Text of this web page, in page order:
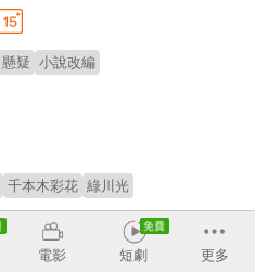
懸疑 小說改編
千本木彩花 綠川光
電影 短劇 更多